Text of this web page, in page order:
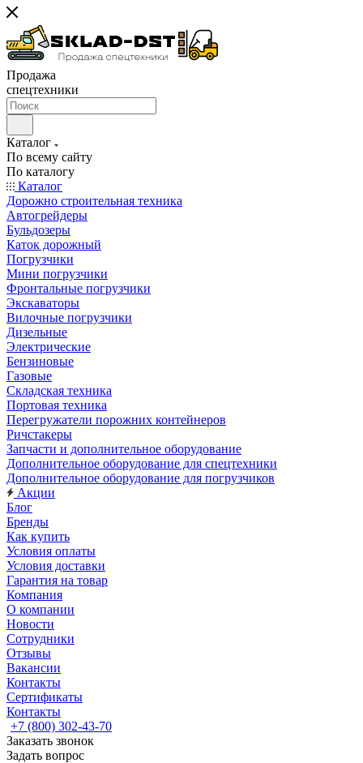
Продажа
спецтехники
Каталог
По всему сайту
По каталогу
Каталог
Дорожно строительная техника
Автогрейдеры
Бульдозеры
Каток дорожный
Погрузчики
Мини погрузчики
Фронтальные погрузчики
Экскаваторы
Вилочные погрузчики
Дизельные
Электрические
Бензиновые
Газовые
Складская техника
Портовая техника
Перегружатели порожних контейнеров
Ричстакеры
Запчасти и дополнительное оборудование
Дополнительное оборудование для спецтехники
Дополнительное оборудование для погрузчиков
Акции
Блог
Бренды
Как купить
Условия оплаты
Условия доставки
Гарантия на товар
Компания
О компании
Новости
Сотрудники
Отзывы
Вакансии
Контакты
Сертификаты
Контакты
+7 (800) 302-43-70
Заказать звонок
Задать вопрос